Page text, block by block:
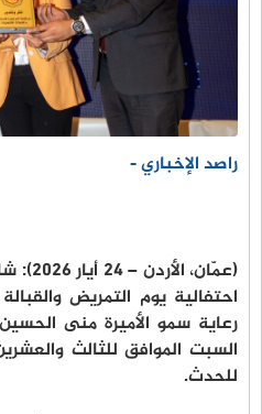
راصد الإخباري -
احتفالية يوم التمريض
رعاية سمو الأميرة منى
السبت الموافق للثالث
للحدث.